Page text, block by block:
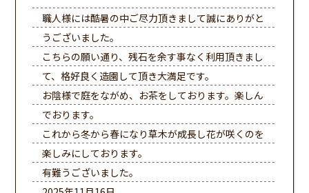
職人様には酷暑の中ご尽力頂きまして誠にありがと
うございました。
こちらの願い通り、残石を余す事なく利用頂きまし
て、格好良く造園して頂き大満足です。
お陰様で庭をながめ、お茶をしております。楽しん
でおります。
これから冬から春になり草木が成長し花が咲くのを
楽しみにしております。
有難うございました。